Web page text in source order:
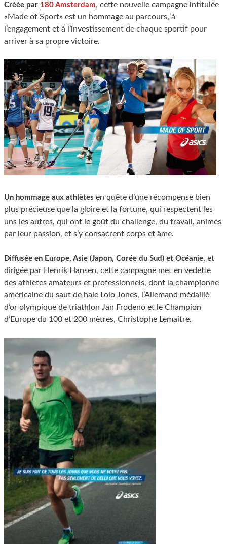
Créée par 180 Amsterdam, cette nouvelle campagne intitulée
«Made of Sport» est un hommage au parcours, à
l’engagement et à l’investissement de chaque sportif pour
arriver à sa propre victoire.
Un hommage aux athlètes en quête d’une récompense bien
plus précieuse que la gloire et la fortune, qui respectent les
uns les autres, qui ont le goût du challenge, du travail, animés
par leur passion, et s’y consacrent corps et âme.
Diffusée en Europe, Asie (Japon, Corée du Sud) et Océanie, et
dirigée par Henrik Hansen, cette campagne met en vedette
des athlètes amateurs et professionnels, dont la championne
américaine du saut de haie Lolo Jones, l’Allemand médaillé
d’or olympique de triathlon Jan Frodeno et le Champion
d’Europe du 100 et 200 mètres, Christophe Lemaitre.